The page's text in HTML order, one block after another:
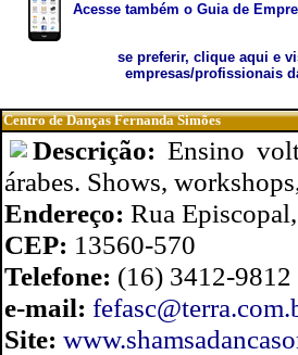
Acesse também o Guia de
se preferir, clique aqui e
empresas/profissionais
Centro de Danças Fernanda Simões
Descrição: Ensino
árabes. Shows,
Endereço: Rua
CEP: 13560-570
Telefone: (16) 3412-
e-mail:
Site: